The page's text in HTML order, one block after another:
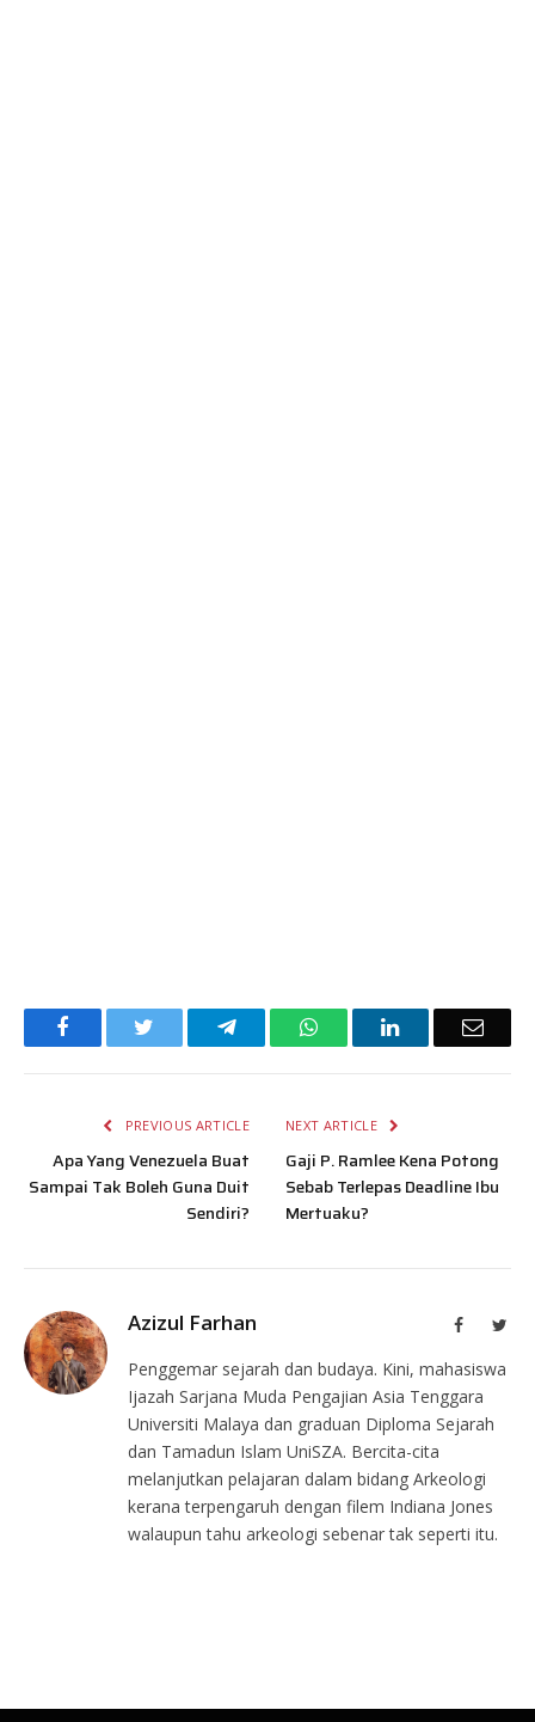
Facebook TelegramWhatsAppLinkedIn Email
PREVIOUS ARTICLE
Apa Yang Venezuela Buat
Sampai Tak Boleh Guna Duit
Sendiri?
NEXT ARTICLE
Gaji P. Ramlee Kena Potong
Sebab Terlepas Deadline Ibu
Mertuaku?
Azizul Farhan Facebook
Penggemar sejarah dan budaya. Kini, mahasiswa
Ijazah Sarjana Muda Pengajian Asia Tenggara
Universiti Malaya dan graduan Diploma Sejarah
dan Tamadun Islam UniSZA. Bercita-cita
melanjutkan pelajaran dalam bidang Arkeologi
kerana terpengaruh dengan filem Indiana Jones
walaupun tahu arkeologi sebenar tak seperti itu.